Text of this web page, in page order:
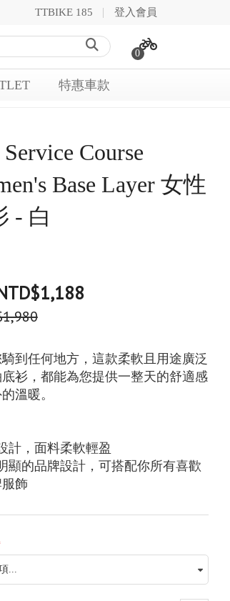
TTBIKE 185 登入會員
0
特惠車款
Course
Base Layer 女性
- 白
到任何地方，這款柔軟且用途廣泛
衫，都能為您提供一整天的舒適感
溫暖。
計，面料柔軟輕盈
顯的品牌設計，可搭配你所有喜歡
飾